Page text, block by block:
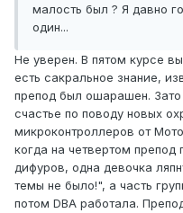
малость был ? Я давно
один...
Не уверен. В пятом курсе
есть сакральное знание,
препод был ошарашен. Зато
счастье по поводу новых
микроконтроллеров от
когда на четвертом
дифуров, одна девочка
темы не было!", а часть
потом DBA работала.